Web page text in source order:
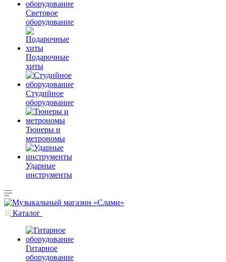
Световое
оборудование
Подарочные
хиты
Студийное
оборудование
Тюнеры и
метрономы
Ударные
инструменты
Каталог
Гитарное
оборудование